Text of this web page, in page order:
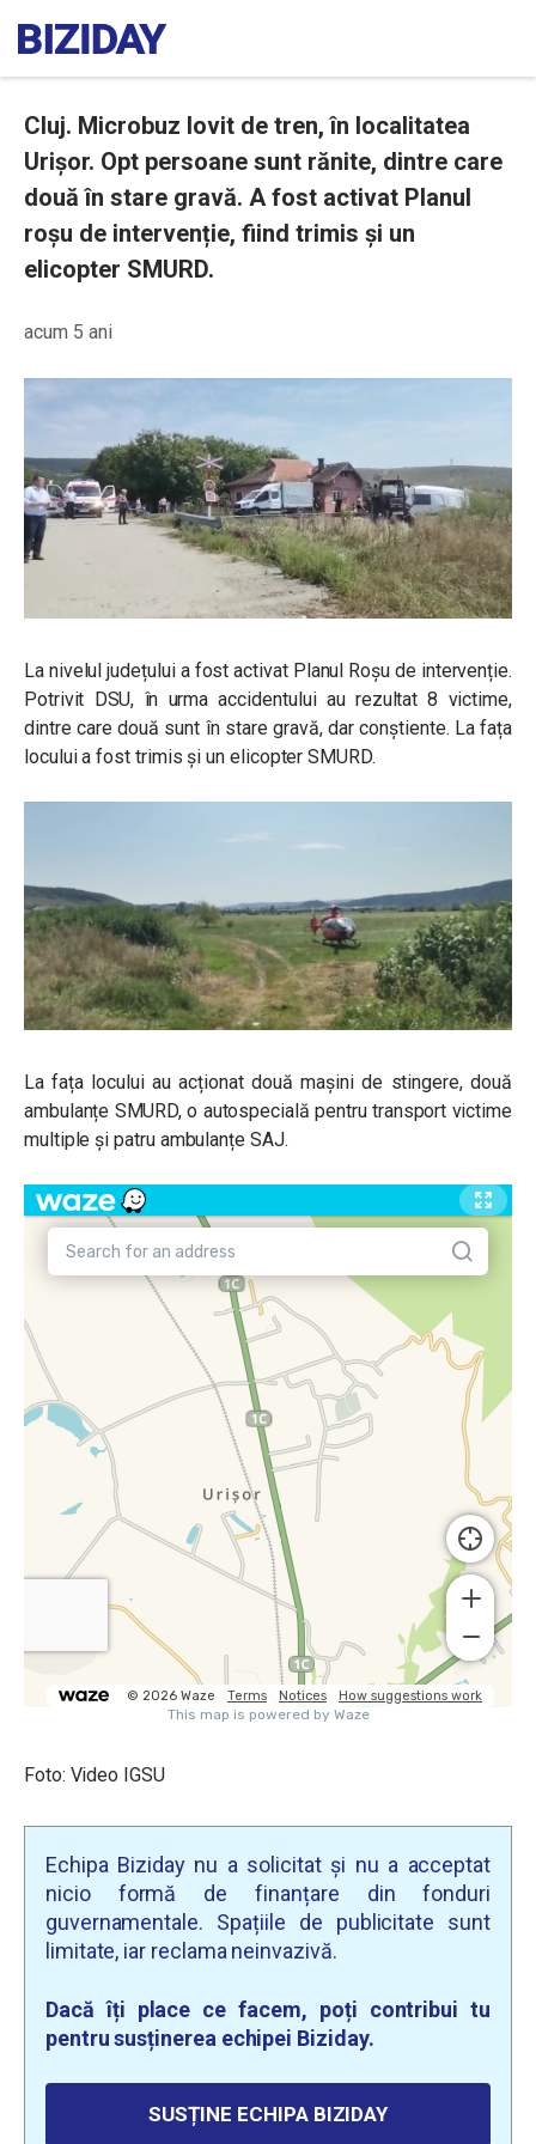
Cluj. Microbuz lovit de tren, în localitatea
Urișor. Opt persoane sunt rănite, dintre care
două în stare gravă. A fost activat Planul
roșu de intervenție, fiind trimis și un
elicopter SMURD.
acum 5 ani
La nivelul județului a fost activat Planul Roșu de intervenție.
Potrivit DSU, în urma accidentului au rezultat 8 victime,
dintre care două sunt în stare gravă, dar conștiente. La fața
locului a fost trimis și un elicopter SMURD.
La fața locului au acționat două mașini de stingere, două
ambulanțe SMURD, o autospecială pentru transport victime
multiple și patru ambulanțe SAJ.
Foto: Video IGSU
Echipa Biziday nu a solicitat și nu a acceptat
nicio formă de finanțare din fonduri
guvernamentale. Spațiile de publicitate sunt
limitate, iar reclama neinvazivă.
Dacă îți place ce facem, poți contribui tu
pentru susținerea echipei Biziday.
SUSȚINE ECHIPA BIZIDAY